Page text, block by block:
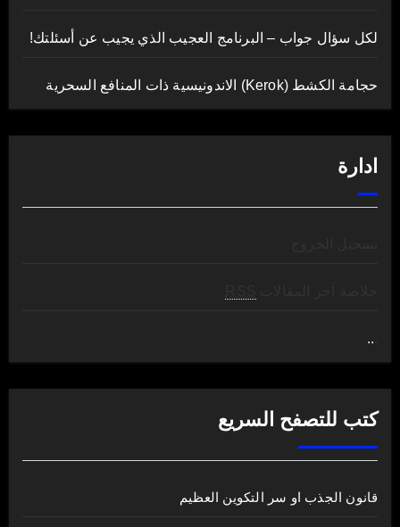
لكل سؤال جواب – البرنامج العجيب الذي يجيب عن أسئلتك!
حجامة الكشط (Kerok) الاندونيسية ذات المنافع السحرية
ادارة
..
كتب للتصفح السريع
قانون الجذب او سر التكوين العظيم